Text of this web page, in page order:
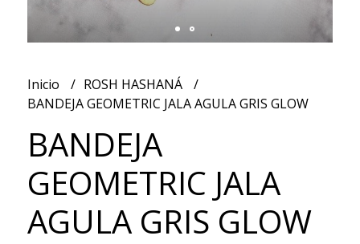
Inicio
ROSH HASHANÁ
BANDEJA GEOMETRIC JALA AGULA GRIS GLOW
BANDEJA
GEOMETRIC JALA
AGULA GRIS GLOW